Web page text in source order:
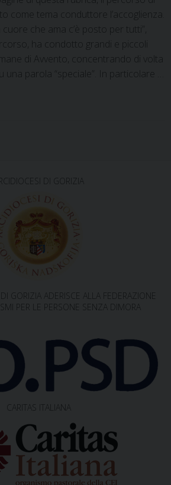
come tema conduttore l’accoglienza.
che ama c’è posto per tutti”,
ha condotto grandi e piccoli
di Avvento, concentrando di volta
una parola “speciale”. In particolare …
DI GORIZIA
GORIZIA ADERISCE ALLA FEDERAZIONE
PER LE PERSONE SENZA DIMORA
CARITAS ITALIANA